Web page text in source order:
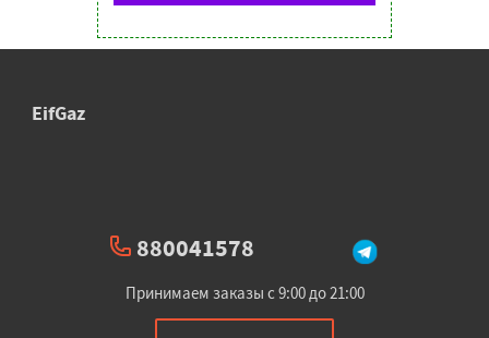
EifGaz
880041578
Принимаем заказы с 9:00 до 21:00